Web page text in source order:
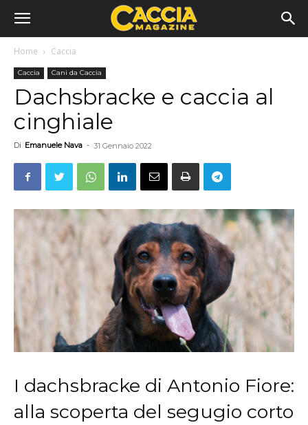
Home Caccia
Caccia Cani da Caccia
Dachsbracke e caccia al
cinghiale
Di Emanuele Nava - 31 Gennaio 2022
I dachsbracke di Antonio Fiore:
alla scoperta del segugio corto